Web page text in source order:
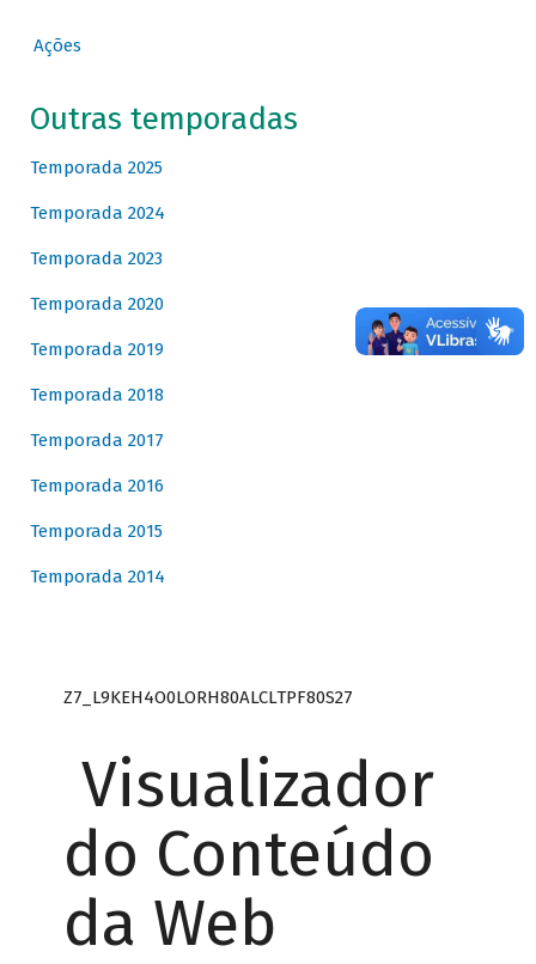
Ações
Outras temporadas
Temporada 2025
Temporada 2024
Temporada 2023
Temporada 2020
Temporada 2019
Temporada 2018
Temporada 2017
Temporada 2016
Temporada 2015
Temporada 2014
Z7_L9KEH4O0LORH80ALCLTPF80S27
Visualizador
do Conteúdo
da Web